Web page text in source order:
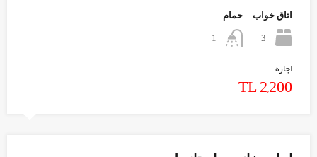
اتاق خواب
3
حمام
1
اجاره
TL 2,200